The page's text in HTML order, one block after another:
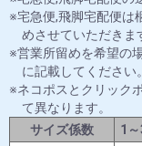
宅急便,飛脚宅配便は
めさせていただきま
営業所留めを希望の
に記載してください。
ネコポスとクリック
て異なります。
サイズ係数
1